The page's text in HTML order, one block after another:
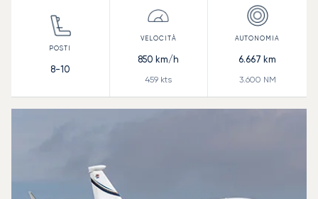
8-10
850 km/h
459 kts
6.667 km
3.600 NM